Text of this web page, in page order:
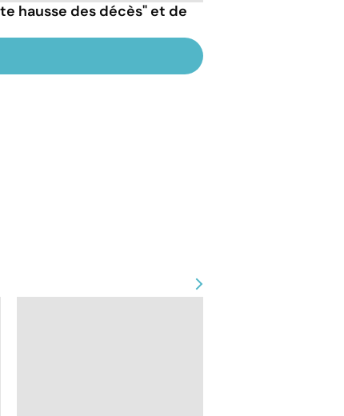
hausse des décès" et de